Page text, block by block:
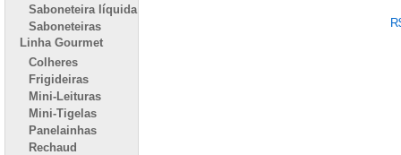
Saboneteira líquida
Saboneteiras
Linha Gourmet
Colheres
Frigideiras
Mini-Leituras
Mini-Tigelas
Panelainhas
Rechaud